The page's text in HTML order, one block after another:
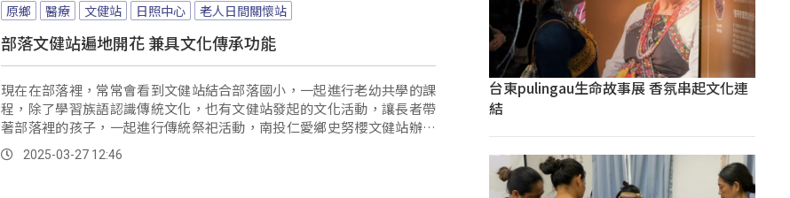
原鄉 醫療 文健站 日照中心 老人日間關懷站
部落文健站遍地開花 兼具文化傳承功能
現在在部落裡，常常會看到文健站結合部落國小，一起進行老幼共學的課
程，除了學習族語認識傳統文化，也有文健站發起的文化活動，讓長者帶
著部落裡的孩子，一起進行傳統祭祀活動，南投仁愛鄉史努櫻文健站辦理
播種祭，就是其中一例。
2025-03-27 12:46
台東pulingau生命故事展 香氛串起文化連
結